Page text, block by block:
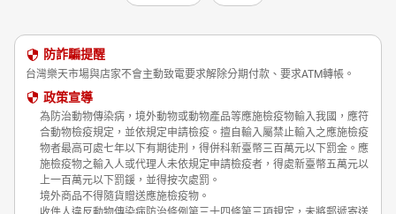
防詐騙提醒
台灣樂天市場與店家不會主動致電要求解除分期付款、要求ATM轉帳。
政策宣導
為防治動物傳染病，境外動物或動物產品等應施檢疫物輸入我國，應符
合動物檢疫規定，並依規定申請檢疫。擅自輸入屬禁止輸入之應施檢疫
物者最高可處七年以下有期徒刑，得併科新臺幣三百萬元以下罰金。應
施檢疫物之輸入人或代理人未依規定申請檢疫者，得處新臺幣五萬元以
上一百萬元以下罰鍰，並得按次處罰。
境外商品不得隨貨贈送應施檢疫物。